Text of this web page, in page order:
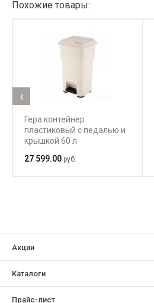
Похожие товары:
Гера контейнер
пластиковый с педалью и
крышкой 60 л
27 599.00 руб.
‹
Акции
Каталоги
Прайс-лист